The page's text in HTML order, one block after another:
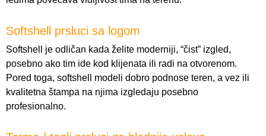
Softshell prsluci sa logom
Softshell je odličan kada želite moderniji, “čist” izgled,
posebno ako tim ide kod klijenata ili radi na otvorenom.
Pored toga, softshell modeli dobro podnose teren, a vez ili
kvalitetna štampa na njima izgledaju posebno
profesionalno.